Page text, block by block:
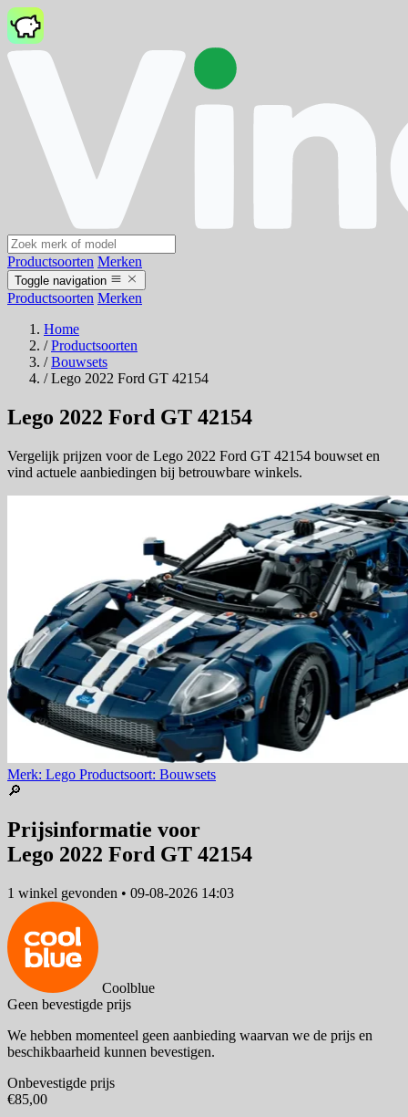
Productsoorten Merken
Toggle navigation
Productsoorten Merken
Home
/ Productsoorten
/ Bouwsets
/ Lego 2022 Ford GT 42154
Lego 2022 Ford GT 42154
Vergelijk prijzen voor de Lego 2022 Ford GT 42154 bouwset en
vind actuele aanbiedingen bij betrouwbare winkels.
Merk: Lego Productsoort: Bouwsets
🔎
Prijsinformatie voor
Lego 2022 Ford GT 42154
1 winkel gevonden • 09-08-2026 14:03
Coolblue
Geen bevestigde prijs
We hebben momenteel geen aanbieding waarvan we de prijs en
beschikbaarheid kunnen bevestigen.
Onbevestigde prijs
€85,00